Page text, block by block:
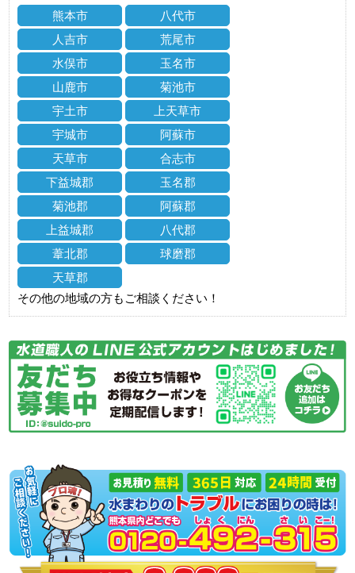
熊本市
八代市
人吉市
荒尾市
水俣市
玉名市
山鹿市
菊池市
宇土市
上天草市
宇城市
阿蘇市
天草市
合志市
下益城郡
玉名郡
菊池郡
阿蘇郡
上益城郡
八代郡
葦北郡
球磨郡
天草郡
その他の地域の方もご相談ください！